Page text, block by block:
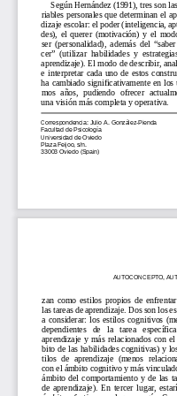
Según Hernández (1991), tres son
riables personales que determinan el
dizaje escolar: el poder (inteligencia,
des),  el  querer  (motivación)  y  el
ser  (personalidad),  además  del  “saber
cer”  (utilizar  habilidades  y
aprendizaje). El modo de describir,
e  interpretar  cada  uno  de  estos
ha cambiado significativamente en los
mos  años,  pudiendo  ofrecer
una visión más completa y operativa.
Correspondencia: Julio A. González-Pienda
Facultad de Psicología
Universidad de Oviedo
Plaza Feijoo, s/n.
33003 Oviedo (Spain)
zan  como  estilos  propios  de
las tareas de aprendizaje. Dos son los
a  considerar:  los  estilos  cognitivos
dependientes   de   la   tarea
aprendizaje  y  más  relacionados  con  el
bito de las habilidades cognitivas) y los
tilos  de  aprendizaje  (menos
con el ámbito cognitivo y más
ámbito  del  comportamiento  y  de  las
de  aprendizaje).  En  tercer  lugar,
AUTOCONCEPTO,